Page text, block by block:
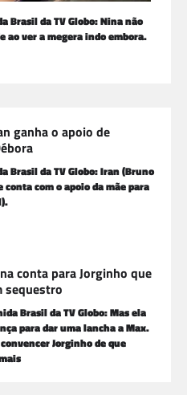
Brasil da TV Globo: Nina não
ao ver a megera indo embora.
ganha o apoio de
Brasil da TV Globo: Iran (Bruno
com o apoio da mãe para
conta para Jorginho que
sequestro
Brasil da TV Globo: Mas ela
para dar uma lancha a Max.
Jorginho de que